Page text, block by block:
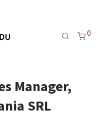
0
Manager,
SRL